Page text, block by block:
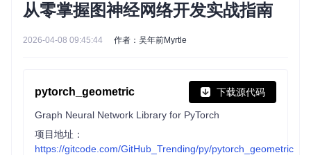
从零掌握图神经网络开发实战指南
2026-04-08 09:45:44 作者：吴年前Myrtle
pytorch_geometric 下载源代码
Graph Neural Network Library for PyTorch
项目地址：
https://gitcode.com/GitHub_Trending/py/pytorch_geometric